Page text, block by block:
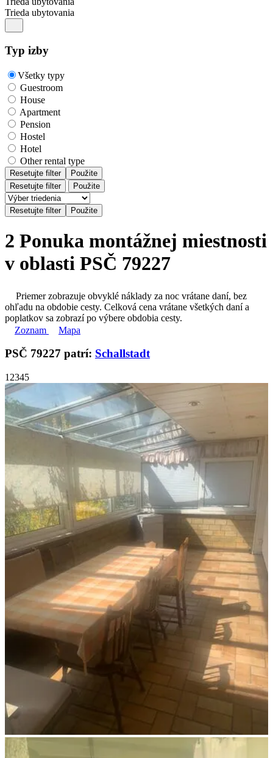
Trieda ubytovania
Typ izby
Všetky typy
Guestroom
House
Apartment
Pension
Hostel
Hotel
Other rental type
Resetujte filter
Použite
Resetujte filter
Použite
2 Ponuka montážnej miestnosti
v oblasti PSČ 79227
Priemer zobrazuje obvyklé náklady za noc vrátane daní, bez
ohľadu na obdobie cesty. Celková cena vrátane všetkých daní a
poplatkov sa zobrazí po výbere obdobia cesty.
Zoznam
Mapa
PSČ 79227 patrí: Schallstadt
1 2345